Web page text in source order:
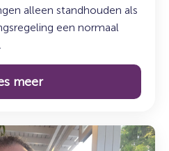
alleen standhouden als
een normaal
meer